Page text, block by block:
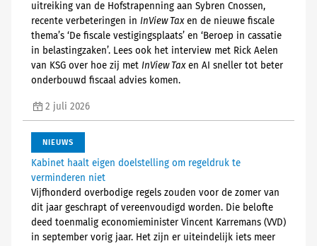
uitreiking van de Hofstrapenning aan Sybren Cnossen,
recente verbeteringen in InView Taxen de nieuwe fiscale
thema’s ‘De fiscale vestigingsplaats’ en ‘Beroep in cassatie
in belastingzaken’. Lees ook het interview met Rick Aelen
van KSG over hoe zij met InView Taxen AI sneller tot beter
onderbouwd fiscaal advies komen.
2 juli 2026
NIEUWS
Kabinet haalt eigen doelstelling om regeldruk te
verminderen niet
Vijfhonderd overbodige regels zouden voor de zomer van
dit jaar geschrapt of vereenvoudigd worden. Die belofte
deed toenmalig economieminister Vincent Karremans (VVD)
in september vorig jaar. Het zijn er uiteindelijk iets meer